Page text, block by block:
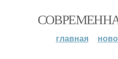
главная